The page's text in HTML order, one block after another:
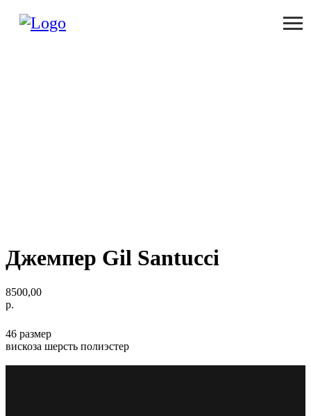
Джемпер Gil Santucci
8500,00
р.
46 размер
вискоза шерсть полиэстер